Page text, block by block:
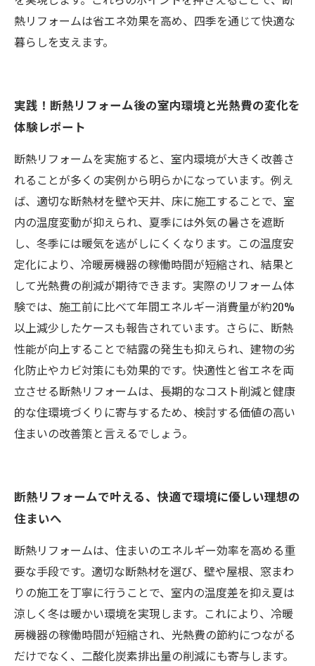
熱リフォームは省エネ効果を高め、四季を通じて快適な
暮らしを支えます。
実践！断熱リフォーム後の室内環境と光熱費の変化を
体験レポート
断熱リフォームを実施すると、室内環境が大きく改善さ
れることが多くの実例から明らかになっています。例え
ば、適切な断熱材を壁や天井、床に施工することで、室
内の温度変動が抑えられ、夏季には外気の暑さを遮断
し、冬季には暖気を逃がしにくくなります。この温度安
定化により、冷暖房機器の稼働時間が短縮され、結果と
して光熱費の削減が期待できます。実際のリフォーム体
験では、施工前に比べて年間エネルギー消費量が約20%
以上減少したケースも報告されています。さらに、断熱
性能が向上することで結露の発生も抑えられ、建物の劣
化防止やカビ対策にも効果的です。快適性と省エネを両
立させる断熱リフォームは、長期的なコスト削減と健康
的な住環境づくりに寄与するため、検討する価値の高い
住まいの改善策と言えるでしょう。
断熱リフォームで叶える、快適で環境に優しい理想の
住まいへ
断熱リフォームは、住まいのエネルギー効率を高める重
要な手段です。適切な断熱材を選び、壁や屋根、窓まわ
りの施工を丁寧に行うことで、室内の温度差を抑え夏は
涼しく冬は暖かい環境を実現します。これにより、冷暖
房機器の稼働時間が短縮され、光熱費の節約につながる
だけでなく、二酸化炭素排出量の削減にも寄与します。